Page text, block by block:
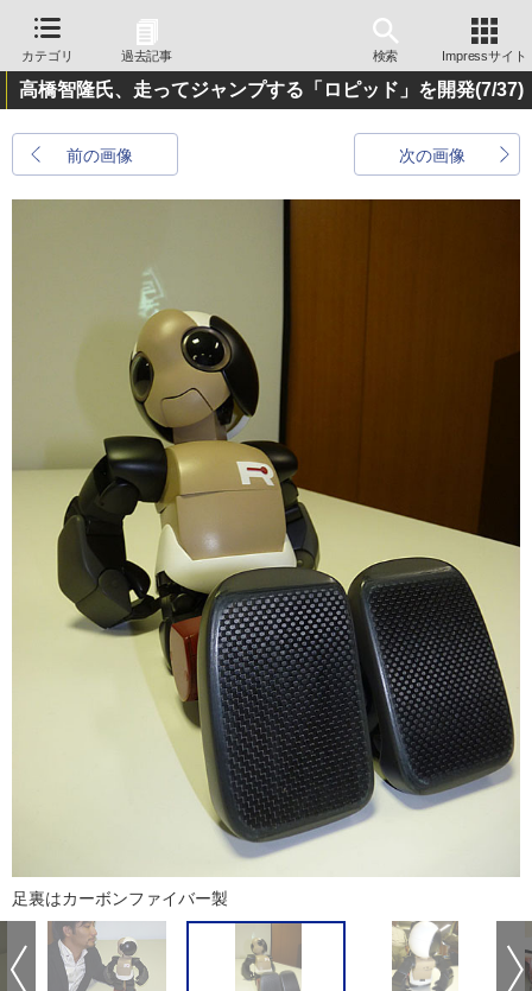
カテゴリ 過去記事 検索 Impressサイト
高橋智隆氏、走ってジャンプする「ロピッド」を開発(7/37)
前の画像 次の画像
足裏はカーボンファイバー製